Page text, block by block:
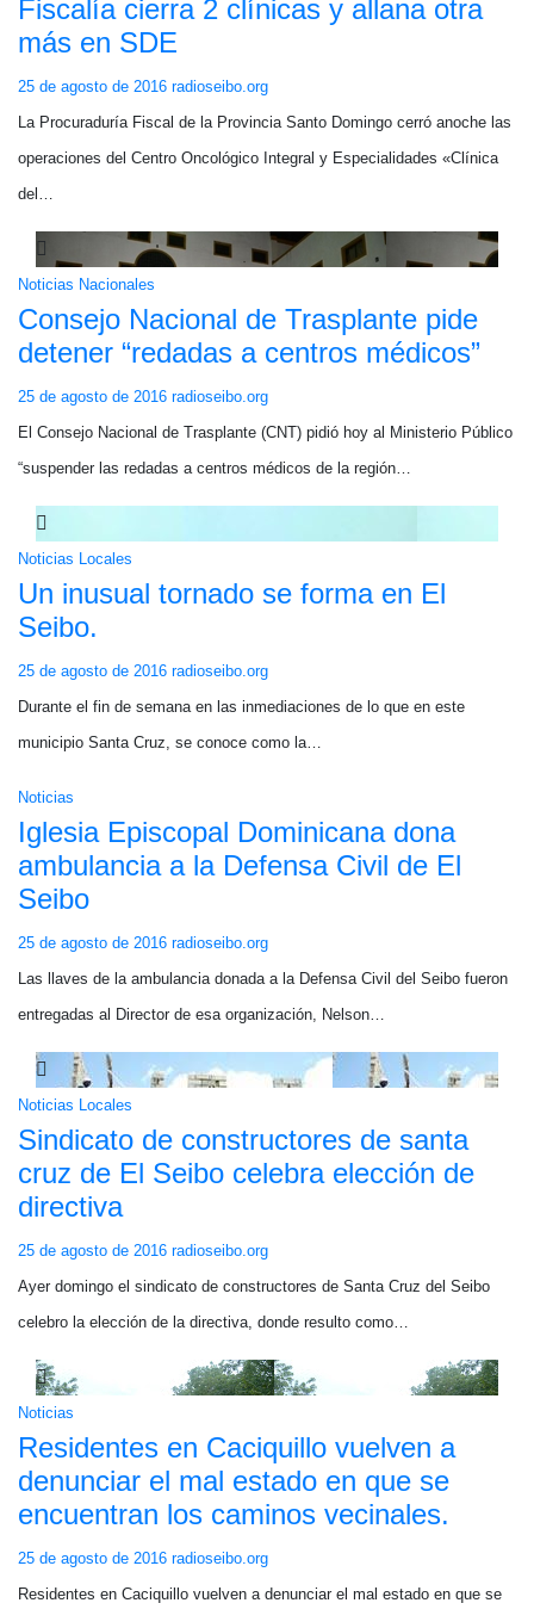
Fiscalía cierra 2 clínicas y allana otra
más en SDE
25 de agosto de 2016 radioseibo.org
La Procuraduría Fiscal de la Provincia Santo Domingo cerró anoche las
operaciones del Centro Oncológico Integral y Especialidades «Clínica
del…
Noticias Nacionales
Consejo Nacional de Trasplante pide
detener “redadas a centros médicos”
25 de agosto de 2016 radioseibo.org
El Consejo Nacional de Trasplante (CNT) pidió hoy al Ministerio Público
“suspender las redadas a centros médicos de la región…
Noticias Locales
Un inusual tornado se forma en El
Seibo.
25 de agosto de 2016 radioseibo.org
Durante el fin de semana en las inmediaciones de lo que en este
municipio Santa Cruz, se conoce como la…
Noticias
Iglesia Episcopal Dominicana dona
ambulancia a la Defensa Civil de El
Seibo
25 de agosto de 2016 radioseibo.org
Las llaves de la ambulancia donada a la Defensa Civil del Seibo fueron
entregadas al Director de esa organización, Nelson…
Noticias Locales
Sindicato de constructores de santa
cruz de El Seibo celebra elección de
directiva
25 de agosto de 2016 radioseibo.org
Ayer domingo el sindicato de constructores de Santa Cruz del Seibo
celebro la elección de la directiva, donde resulto como…
Noticias
Residentes en Caciquillo vuelven a
denunciar el mal estado en que se
encuentran los caminos vecinales.
25 de agosto de 2016 radioseibo.org
Residentes en Caciquillo vuelven a denunciar el mal estado en que se